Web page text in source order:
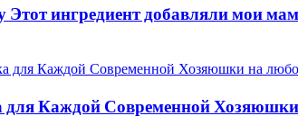
ингредиент добавляли мои
Каждой Современной Хозяюшки